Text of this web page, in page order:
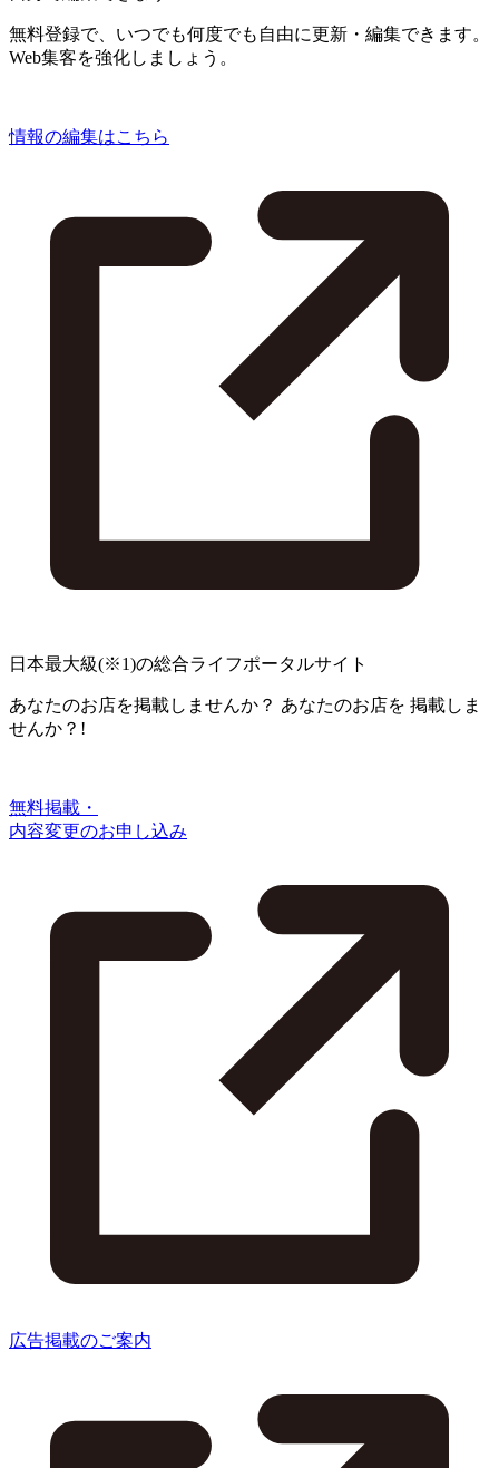
無料登録で、いつでも何度でも自由に更新・編集できます。
Web集客を強化しましょう。
情報の編集はこちら
日本最大級(※1)の総合ライフポータルサイト
あなたのお店を掲載しませんか？ あなたのお店を 掲載しま
せんか？!
無料掲載・
内容変更のお申し込み
広告掲載のご案内